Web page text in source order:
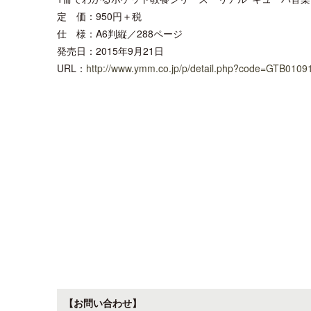
定 価：950円＋税
仕 様：A6判縦／288ページ
発売日：2015年9月21日
URL： http://www.ymm.co.jp/p/
【お問い合わせ】